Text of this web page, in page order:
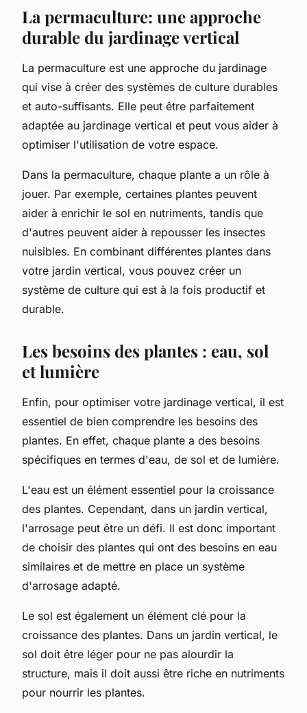
La permaculture: une approche
durable du jardinage vertical
La permaculture est une approche du jardinage
qui vise à créer des systèmes de culture durables
et auto-suffisants. Elle peut être parfaitement
adaptée au jardinage vertical et peut vous aider à
optimiser l'utilisation de votre espace.
Dans la permaculture, chaque plante a un rôle à
jouer. Par exemple, certaines plantes peuvent
aider à enrichir le sol en nutriments, tandis que
d'autres peuvent aider à repousser les insectes
nuisibles. En combinant différentes plantes dans
votre jardin vertical, vous pouvez créer un
système de culture qui est à la fois productif et
durable.
Les besoins des plantes : eau, sol
et lumière
Enfin, pour optimiser votre jardinage vertical, il est
essentiel de bien comprendre les besoins des
plantes. En effet, chaque plante a des besoins
spécifiques en termes d'eau, de sol et de lumière.
L'eau est un élément essentiel pour la croissance
des plantes. Cependant, dans un jardin vertical,
l'arrosage peut être un défi. Il est donc important
de choisir des plantes qui ont des besoins en eau
similaires et de mettre en place un système
d'arrosage adapté.
Le sol est également un élément clé pour la
croissance des plantes. Dans un jardin vertical, le
sol doit être léger pour ne pas alourdir la
structure, mais il doit aussi être riche en nutriments
pour nourrir les plantes.